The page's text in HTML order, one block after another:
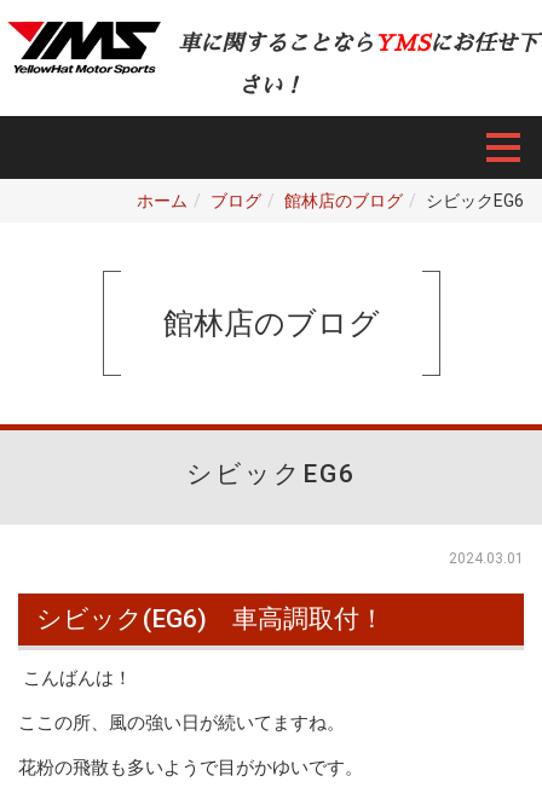
車に関することなら YMSにお任せ下
さい！
ホーム ブログ 館林店のブログ シビックEG6
館林店のブログ
シビックEG6
2024.03.01
シビック(EG6) 車高調取付！
こんばんは！
ここの所、風の強い日が続いてますね。
花粉の飛散も多いようで目がかゆいです。